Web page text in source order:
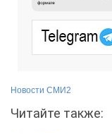
Новости СМИ2
Читайте также: